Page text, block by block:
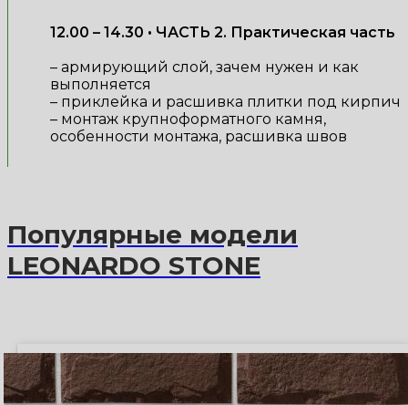
12.00 – 14.30 • ЧАСТЬ 2. Практическая часть
– армирующий слой, зачем нужен и как
выполняется
– приклейка и расшивка плитки под кирпич
– монтаж крупноформатного камня,
особенности монтажа, расшивка швов
Популярные модели
LEONARDO STONE